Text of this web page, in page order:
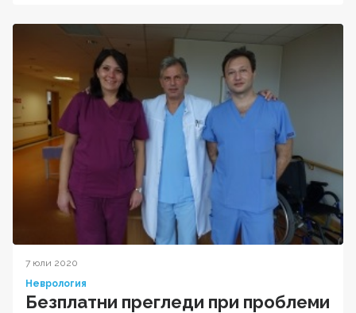
7 юли 2020
Неврология
Безплатни прегледи при проблеми